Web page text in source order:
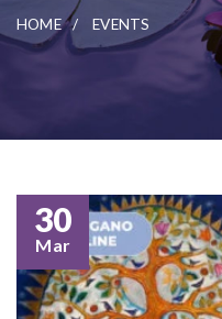
HOME EVENTS
30
Mar